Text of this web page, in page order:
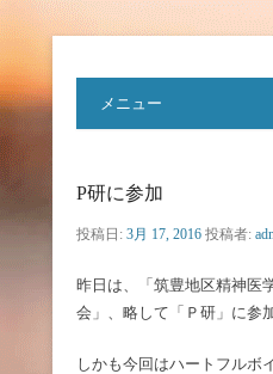
特定非営利活
メニュー
P研に参加
投稿日: 3月 17, 2016 投稿者:
昨日は、「筑豊地区精神医
会」、略して「Ｐ研」に参
しかも今回はハートフルボ